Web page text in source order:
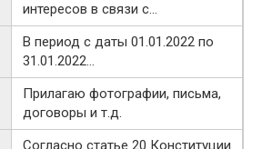
интересов в связи с…
В период с даты 01.01.2022 по
31.01.2022…
Прилагаю фотографии, письма,
договоры и т.д.
Согласно статье 20 Конституции